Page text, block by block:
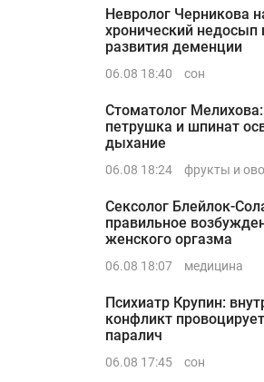
Невролог Черникова
хронический недосып
развития деменции
06.08 18:40 сон
Стоматолог
петрушка и шпинат
дыхание
06.08 18:24 фрукты и
Сексолог Блейлок-
правильное
женского оргазма
06.08 18:07 медицина
Психиатр Крупин:
конфликт
паралич
06.08 17:45 сон